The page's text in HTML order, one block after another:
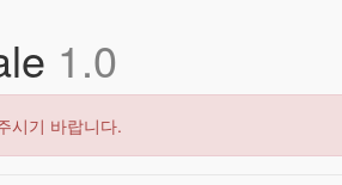
1.0
시기 바랍니다.